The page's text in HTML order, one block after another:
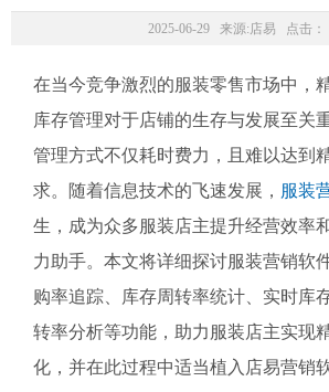
2025-06-29 来源:店易 点击：
在当今竞争激烈的服装零售市场中，
库存管理对于店铺的生存与发展至关
管理方式不仅耗时费力，且难以达到
求。随着信息技术的飞速发展， 服装
生，成为众多服装店主提升经营效率
力助手。本文将详细探讨服装营销软
购率追踪、库存周转率统计、实时库
转率分析等功能，助力服装店主实现
化，并在此过程中适当植入店易营销